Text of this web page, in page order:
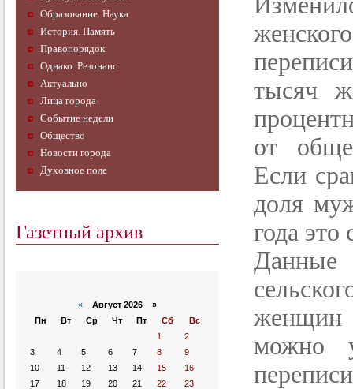
Образование. Наука
История. Память
Правопорядок
Однако. Резонанс
Актуально
Лица города
Событие недели
Общество
Новости города
Духовное поле
Газетный архив
« Август 2026 »
Пн
Вт Ср Чт Пт Сб
Вс
1
2
3
4 5 6 7 8
9
10
11 12 13 14 15
16
17
18 19 20 21 22
23
тысяч
от
Если
доля
года
женщин
можно